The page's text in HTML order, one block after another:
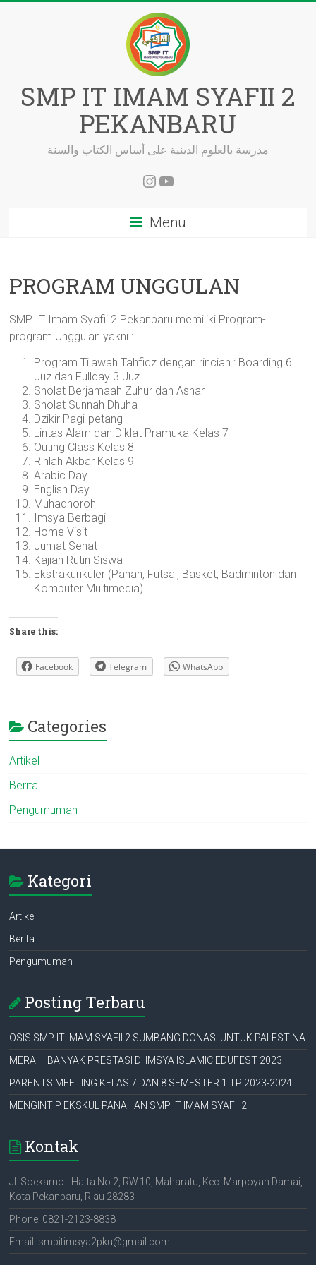
SMP IT IMAM SYAFII 2
PEKANBARU
مدرسة بالعلوم الدينية على أساس الكتاب والسنة
Instagram
YouTube
Menu
PROGRAM UNGGULAN
SMP IT Imam Syafii 2 Pekanbaru memiliki Program-
program Unggulan yakni :
Program Tilawah Tahfidz dengan rincian : Boarding 6
Juz dan Fullday 3 Juz
Sholat Berjamaah Zuhur dan Ashar
Sholat Sunnah Dhuha
Dzikir Pagi-petang
Lintas Alam dan Diklat Pramuka Kelas 7
Outing Class Kelas 8
Rihlah Akbar Kelas 9
Arabic Day
English Day
Muhadhoroh
Imsya Berbagi
Home Visit
Jumat Sehat
Kajian Rutin Siswa
Ekstrakurikuler (Panah, Futsal, Basket, Badminton dan
Komputer Multimedia)
Share this:
Facebook Telegram WhatsApp
Categories
Artikel
Berita
Pengumuman
Kategori
Artikel
Berita
Pengumuman
Posting Terbaru
OSIS SMP IT IMAM SYAFII 2 SUMBANG DONASI UNTUK PALESTINA
MERAIH BANYAK PRESTASI DI IMSYA ISLAMIC EDUFEST 2023
PARENTS MEETING KELAS 7 DAN 8 SEMESTER 1 TP 2023-2024
MENGINTIP EKSKUL PANAHAN SMP IT IMAM SYAFII 2
Kontak
Jl. Soekarno - Hatta No.2, RW.10, Maharatu, Kec. Marpoyan Damai,
Kota Pekanbaru, Riau 28283
Phone: 0821-2123-8838
Email: smpitimsya2pku@gmail.com